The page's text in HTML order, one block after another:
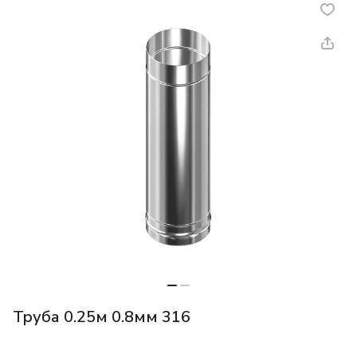
Труба 0.25м 0.8мм 316